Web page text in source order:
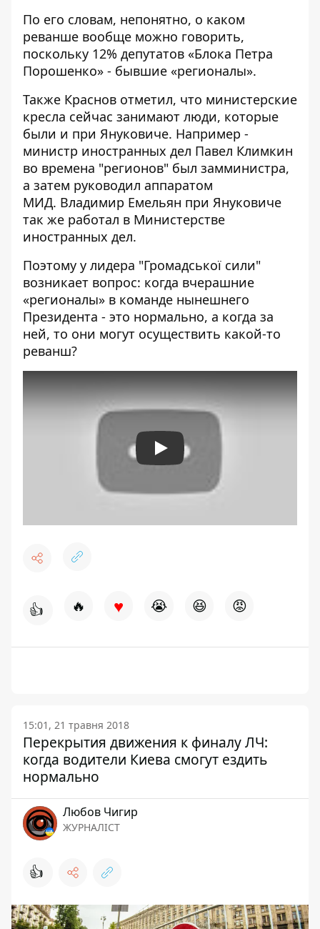
По его словам, непонятно, о каком
реванше вообще можно говорить,
поскольку 12% депутатов «Блока Петра
Порошенко» - бывшие «регионалы».
Также Краснов отметил, что министерские
кресла сейчас занимают люди, которые
были и при Януковиче. Например -
министр иностранных дел Павел Климкин
во времена "регионов" был замминистра,
а затем руководил аппаратом
МИД. Владимир Емельян при Януковиче
так же работал в Министерстве
иностранных дел.
Поэтому у лидера "Громадської сили"
возникает вопрос: когда вчерашние
«регионалы» в команде нынешнего
Президента - это нормально, а когда за
ней, то они могут осуществить какой-то
реванш?
Play
👍 🔥 ♥ 😭 😆 😡
15:01, 21 травня 2018
Перекрытия движения к финалу ЛЧ:
когда водители Киева смогут ездить
нормально
Любов Чигир
ЖУРНАЛІСТ
👍